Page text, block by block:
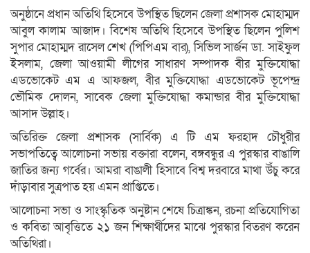
অনুষ্ঠানে প্রধান অতিথি হিসেবে উপস্থিত ছিলেন জেলা প্রশাসক মোহাম্মদ
আবুল কালাম আজাদ। বিশেষ অতিথি হিসেবে উপস্থিত ছিলেন পুলিশ
সুপার মোহাম্মদ রাসেল শেখ (পিপিএম বার), সিভিল সার্জন ডা. সাইফুল
ইসলাম, জেলা আওয়ামী লীগের সাধারণ সম্পাদক বীর মুক্তিযোদ্ধা
এডভোকেট এম এ আফজল, বীর মুক্তিযোদ্ধা এডভোকেট ভূপেন্দ্র
ভৌমিক দোলন, সাবেক জেলা মুক্তিযোদ্ধা কমান্ডার বীর মুক্তিযোদ্ধা
আসাদ উল্লাহ।
অতিরিক্ত জেলা প্রশাসক (সার্বিক) এ টি এম ফরহাদ চৌধুরীর
সভাপতিত্বে আলোচনা সভায় বক্তারা বলেন, বঙ্গবন্ধুর এ পুরস্কার বাঙালি
জাতির জন্য গর্বের। আমরা বাঙালী হিসাবে বিশ্ব দরবারে মাথা উঁচু করে
দাঁড়াবার সুত্রপাত হয় এমন প্রাপ্তিতে।
আলোচনা সভা ও সাংস্কৃতিক অনুষ্টান শেষে চিত্রাঙ্কন, রচনা প্রতিযোগিতা
ও কবিতা আবৃত্তিতে ২১ জন শিক্ষার্থীদের মাঝে পুরস্কার বিতরণ করেন
অতিথিরা।